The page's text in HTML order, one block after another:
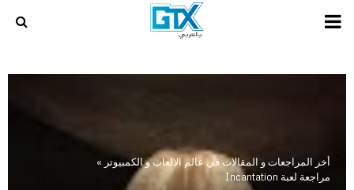
PRIMARY
أخر المراجعات و المقالات في عالم الالعاب و الكمبيوتر »
مراجعة لعبة Incantation